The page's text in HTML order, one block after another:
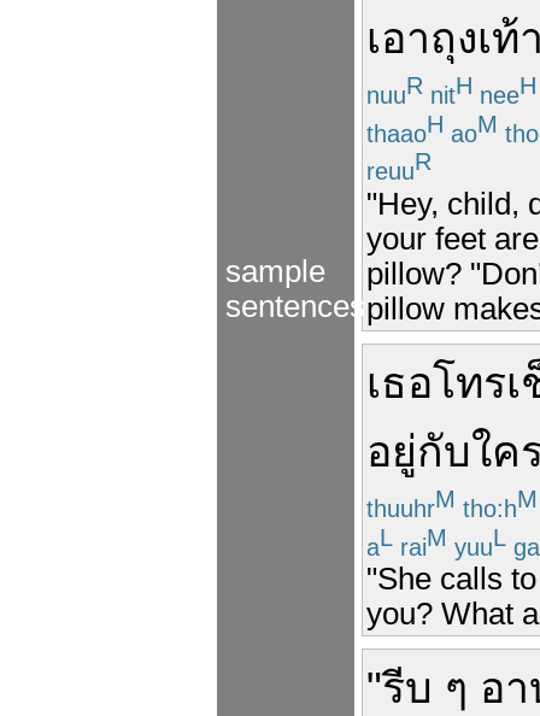
sample
sentences
เอาถุงเท้
nuuR nitH neeH
thaaoH aoM
reuuR
"Hey, child,
your feet
pillow?
pillow
เธอโทร
อยู่กับใค
thuuhrM tho:hM
aL raiM yuuL
"She calls
you? What
"รีบ ๆ อ